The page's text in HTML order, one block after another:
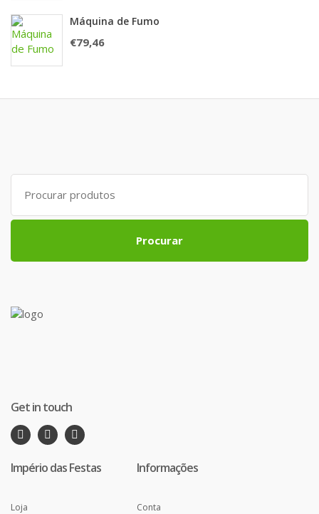
Máquina de Fumo
€79,46
Search
for:
Procurar
Get in touch
Império das Festas
Loja
Informações
Conta